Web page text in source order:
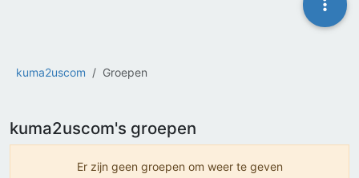
kuma2uscom Groepen
kuma2uscom's groepen
Er zijn geen groepen om weer te geven